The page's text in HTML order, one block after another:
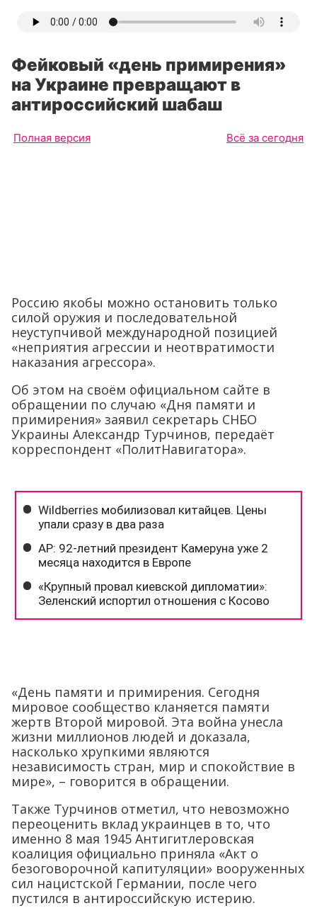
Фейковый «день примирения»
на Украине превращают в
антироссийский шабаш
Полная версия Всё за сегодня
Россию якобы можно остановить только
силой оружия и последовательной
неуступчивой международной позицией
«неприятия агрессии и неотвратимости
наказания агрессора».
Об этом на своём официальном сайте в
обращении по случаю «Дня памяти и
примирения» заявил секретарь СНБО
Украины Александр Турчинов, передаёт
корреспондент «ПолитНавигатора».
«День памяти и примирения. Сегодня
мировое сообщество кланяется памяти
жертв Второй мировой. Эта война унесла
жизни миллионов людей и доказала,
насколько хрупкими являются
независимость стран, мир и спокойствие в
мире», – говорится в обращении.
Также Турчинов отметил, что невозможно
переоценить вклад украинцев в то, что
именно 8 мая 1945 Антигитлеровская
коалиция официально приняла «Акт о
безоговорочной капитуляции» вооруженных
сил нацистской Германии, после чего
пустился в антироссийскую истерию.